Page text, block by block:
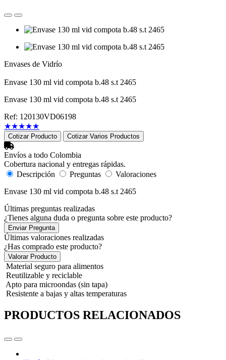
Envases de Vidrío
Envase 130 ml vid compota b.48 s.t 2465
Envase 130 ml vid compota b.48 s.t 2465
Ref: 120130VD06198
★★★★★
Cotizar Producto Cotizar Varios Productos
Envíos a todo Colombia
Cobertura nacional y entregas rápidas.
Descripción
Preguntas
Valoraciones
Envase 130 ml vid compota b.48 s.t 2465
Últimas preguntas realizadas
¿Tienes alguna duda o pregunta sobre este producto?
Enviar Pregunta
Últimas valoraciones realizadas
¿Has comprado este producto?
Valorar Producto
Material seguro para alimentos
Reutilizable y reciclable
Apto para microondas (sin tapa)
Resistente a bajas y altas temperaturas
PRODUCTOS RELACIONADOS